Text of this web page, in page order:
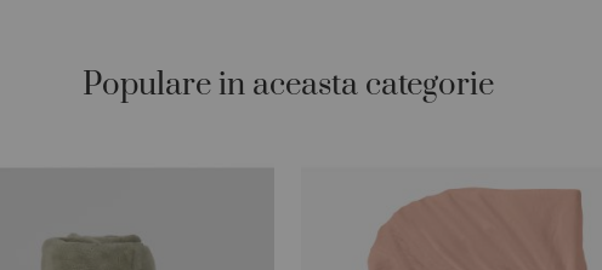
Populare in aceasta categorie